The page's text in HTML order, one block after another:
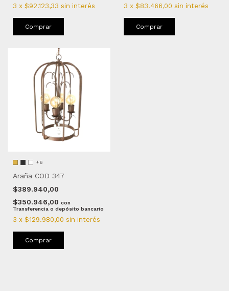
3 x $92.123,33 sin interés
Comprar
3 x $83.466,00 sin interés
Comprar
+6
Araña COD 347
$389.940,00
$350.946,00 con
Transferencia o depósito bancario
3 x $129.980,00 sin interés
Comprar